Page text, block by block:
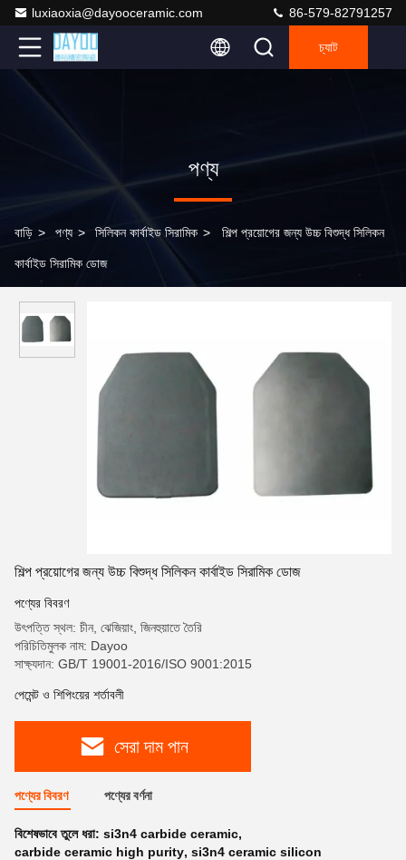
luxiaoxia@dayooceramic.com 86-579-82791257
চ্যাট
পণ্য
বাড়ি > পণ্য > সিলিকন কার্বাইড সিরামিক > শিল্প প্রয়োগের জন্য উচ্চ বিশুদ্ধ সিলিকন
কার্বাইড সিরামিক ডোজ
শিল্প প্রয়োগের জন্য উচ্চ বিশুদ্ধ সিলিকন কার্বাইড সিরামিক ডোজ
পণ্যের বিবরণ
উৎপত্তি স্থল: চীন, ঝেজিয়াং, জিনহুয়াতে তৈরি
পরিচিতিমুলক নাম: Dayoo
সাক্ষ্যদান: GB/T 19001-2016/ISO 9001:2015
পেমেন্ট ও শিপিংয়ের শর্তাবলী
সেরা দাম পান
পণ্যের বিবরণ পণ্যের বর্ণনা
বিশেষভাবে তুলে ধরা: si3n4 carbide ceramic,
carbide ceramic high purity, si3n4 ceramic silicon